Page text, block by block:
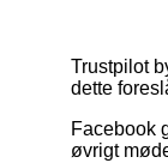
Trustpilot
dette
Facebook
øvrigt